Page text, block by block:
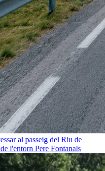
al passeig del Riu de
l'entorn Pere Fontanals